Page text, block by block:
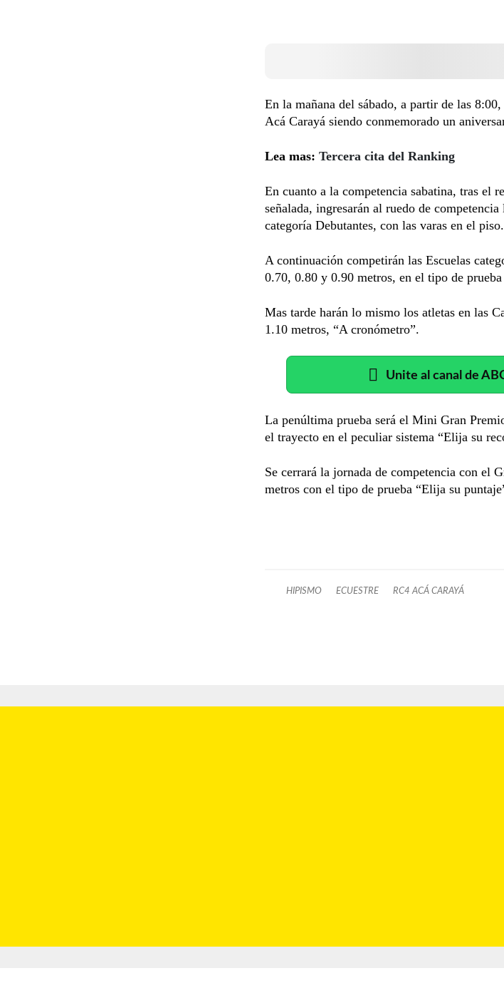
En la mañana del sábado, a partir de las
Acá Carayá siendo conmemorado un
Lea mas: Tercera cita del Ranking
En cuanto a la competencia sabatina, tras el
señalada, ingresarán al ruedo de
categoría Debutantes, con las varas en el piso.
A continuación competirán las Escuelas
0.70, 0.80 y 0.90 metros, en el tipo de
Mas tarde harán lo mismo los atletas en las
1.10 metros, “A cronómetro”.
Unite al canal de
La penúltima prueba será el Mini Gran
el trayecto en el peculiar sistema “Elija su
Se cerrará la jornada de competencia con el
metros con el tipo de prueba “Elija su
HIPISMO ECUESTRE RC4 ACÁ CARAYÁ